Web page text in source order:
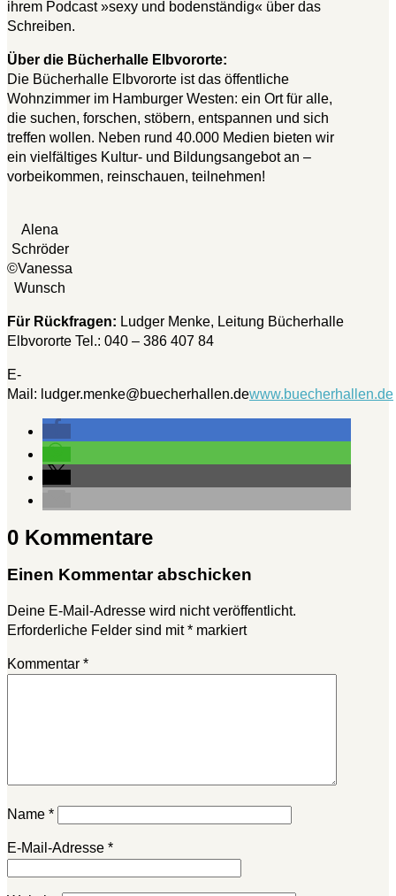
ihrem Podcast »sexy und bodenständig« über das
Schreiben.
Über die Bücherhalle Elbvororte:
Die Bücherhalle Elbvororte ist das öffentliche
Wohnzimmer im Hamburger Westen: ein Ort für alle,
die suchen, forschen, stöbern, entspannen und sich
treffen wollen. Neben rund 40.000 Medien bieten wir
ein vielfältiges Kultur- und Bildungsangebot an –
vorbeikommen, reinschauen, teilnehmen!
Alena
Schröder
©Vanessa
Wunsch
Für Rückfragen: Ludger Menke, Leitung Bücherhalle
Elbvororte Tel.: 040 – 386 407 84
E-
Mail: ludger.menke@buecherhallen.dewww.buecherhallen.de
0 Kommentare
Einen Kommentar abschicken
Deine E-Mail-Adresse wird nicht veröffentlicht.
Erforderliche Felder sind mit* markiert
Kommentar *
Name *
E-Mail-Adresse *